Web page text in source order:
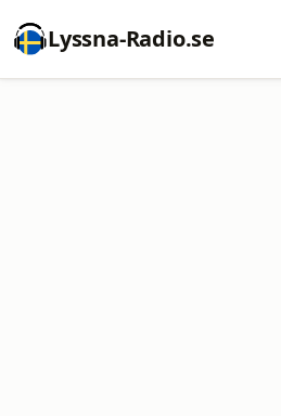
Lyssna-Radio.se